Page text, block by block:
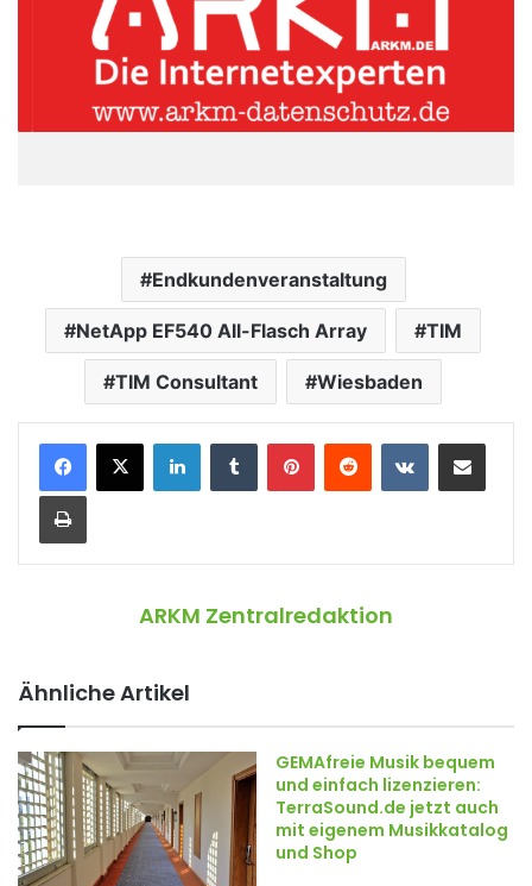
Endkundenveranstaltung
NetApp EF540 All-Flasch Array TIM
TIM Consultant Wiesbaden
ARKM Zentralredaktion
Ähnliche Artikel
GEMAfreie Musik bequem
und einfach lizenzieren:
TerraSound.de jetzt auch
mit eigenem Musikkatalog
und Shop